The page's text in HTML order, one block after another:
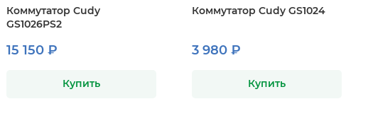
Коммутатор Cudy
GS1026PS2
15 150 ₽
Купить
Коммутатор Cudy GS1024
3 980 ₽
Купить